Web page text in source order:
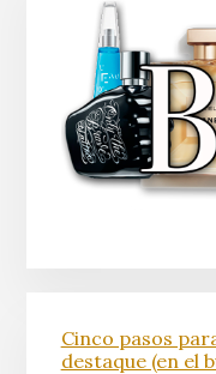
Cinco pasos
destaque (en el